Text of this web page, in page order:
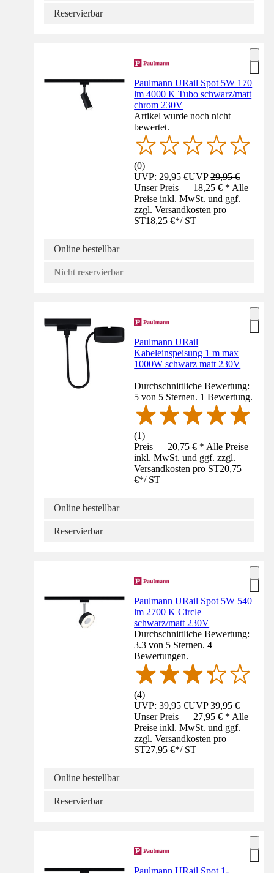
Reservierbar
Paulmann URail Spot 5W 170
lm 4000 K Tubo schwarz/matt
chrom 230V
Artikel wurde noch nicht
bewertet.
(0)
UVP: 29,95 €UVP29,95 €
Unser Preis — 18,25 € * Alle
Preise inkl. MwSt. und ggf.
zzgl. Versandkosten pro
ST18,25 €*/ ST
Online bestellbar
Nicht reservierbar
Paulmann URail
Kabeleinspeisung 1 m max
1000W schwarz matt 230V
Durchschnittliche Bewertung:
5 von 5 Sternen. 1 Bewertung.
(1)
Preis — 20,75 € * Alle Preise
inkl. MwSt. und ggf. zzgl.
Versandkosten pro ST20,75
€*/ ST
Online bestellbar
Reservierbar
Paulmann URail Spot 5W 540
lm 2700 K Circle
schwarz/matt 230V
Durchschnittliche Bewertung:
3.3 von 5 Sternen. 4
Bewertungen.
(4)
UVP: 39,95 €UVP39,95 €
Unser Preis — 27,95 € * Alle
Preise inkl. MwSt. und ggf.
zzgl. Versandkosten pro
ST27,95 €*/ ST
Online bestellbar
Reservierbar
Paulmann URail Spot 1-